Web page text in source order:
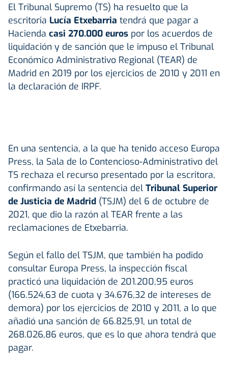
El Tribunal Supremo (TS) ha resuelto que la
escritoria Lucía Etxebarria tendrá que pagar a
Hacienda casi 270.000 euros por los acuerdos de
liquidación y de sanción que le impuso el Tribunal
Económico Administrativo Regional (TEAR) de
Madrid en 2019 por los ejercicios de 2010 y 2011 en
la declaración de IRPF.
En una sentencia, a la que ha tenido acceso Europa
Press, la Sala de lo Contencioso-Administrativo del
TS rechaza el recurso presentado por la escritora,
confirmando así la sentencia del Tribunal Superior
de Justicia de Madrid (TSJM) del 6 de octubre de
2021, que dio la razón al TEAR frente a las
reclamaciones de Etxebarria.
Según el fallo del TSJM, que también ha podido
consultar Europa Press, la inspección fiscal
practicó una liquidación de 201.200,95 euros
(166.524,63 de cuota y 34.676,32 de intereses de
demora) por los ejercicios de 2010 y 2011, a lo que
añadió una sanción de 66.825,91, un total de
268.026,86 euros, que es lo que ahora tendrá que
pagar.